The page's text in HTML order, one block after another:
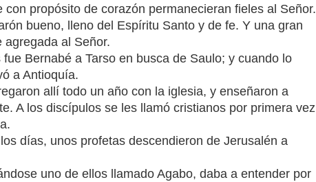
con propósito de corazón permanecieran fieles al Señor.
bueno, lleno del Espíritu Santo y de fe. Y una gran
agregada al Señor.
fue Bernabé a Tarso en busca de Saulo; y cuando lo
a Antioquía.
allí todo un año con la iglesia, y enseñaron a
A los discípulos se les llamó cristianos por primera vez
días, unos profetas descendieron de Jerusalén a
uno de ellos llamado Agabo, daba a entender por